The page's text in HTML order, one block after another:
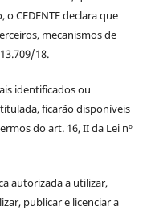
CEDENTE declara que
mecanismos de
18.
identificados ou
ficarão disponíveis
do art. 16, II da Lei nº
autorizada a utilizar,
publicar e licenciar a